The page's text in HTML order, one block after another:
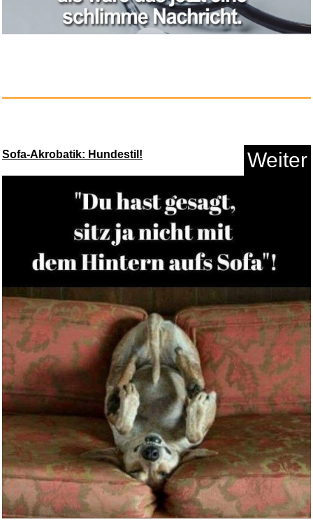
Anzeige
Edelstahl Druckaufnehmer 1/8
N...
Anzeige
Golden Birds in the Dark...
Anzeige
Sofa-Akrobatik: Hundestil! Weiter